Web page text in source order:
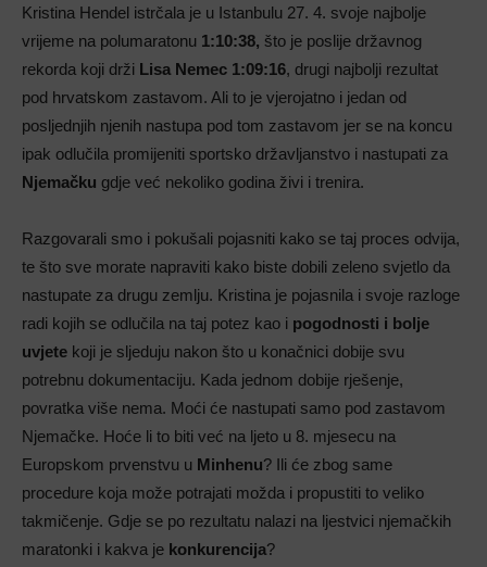
Kristina Hendel istrčala je u Istanbulu 27. 4. svoje najbolje
vrijeme na polumaratonu 1:10:38, što je poslije državnog
rekorda koji drži Lisa Nemec 1:09:16, drugi najbolji rezultat
pod hrvatskom zastavom. Ali to je vjerojatno i jedan od
posljednjih njenih nastupa pod tom zastavom jer se na koncu
ipak odlučila promijeniti sportsko državljanstvo i nastupati za
Njemačku gdje već nekoliko godina živi i trenira.
Razgovarali smo i pokušali pojasniti kako se taj proces odvija,
te što sve morate napraviti kako biste dobili zeleno svjetlo da
nastupate za drugu zemlju. Kristina je pojasnila i svoje razloge
radi kojih se odlučila na taj potez kao i pogodnosti i bolje
uvjete koji je sljeduju nakon što u konačnici dobije svu
potrebnu dokumentaciju. Kada jednom dobije rješenje,
povratka više nema. Moći će nastupati samo pod zastavom
Njemačke. Hoće li to biti već na ljeto u 8. mjesecu na
Europskom prvenstvu u Minhenu? Ili će zbog same
procedure koja može potrajati možda i propustiti to veliko
takmičenje. Gdje se po rezultatu nalazi na ljestvici njemačkih
maratonki i kakva je konkurencija?